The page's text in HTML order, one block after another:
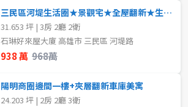
三民區河堤生活圈★景觀宅★全屋翻新★生活機能完善
31.653 坪 | 3房 2廳 2衛
石琳好來屋大廈 高雄市 三民區 河堤路
938 萬 968萬
陽明商圈邊間一樓+夾層翻新車庫美寓
24.203 坪 | 2房 2廳 3衛